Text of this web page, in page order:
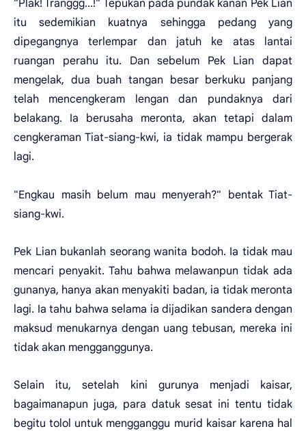
"Plak! Tranggg...!" Tepukan pada pundak kanan Pek Lian
itu sedemikian kuatnya sehingga pedang yang
dipegangnya terlempar dan jatuh ke atas lantai
ruangan perahu itu. Dan sebelum Pek Lian dapat
mengelak, dua buah tangan besar berkuku panjang
telah mencengkeram lengan dan pundaknya dari
belakang. Ia berusaha meronta, akan tetapi dalam
cengkeraman Tiat-siang-kwi, ia tidak mampu bergerak
lagi.
"Engkau masih belum mau menyerah?" bentak Tiat-
siang-kwi.
Pek Lian bukanlah seorang wanita bodoh. Ia tidak mau
mencari penyakit. Tahu bahwa melawanpun tidak ada
gunanya, hanya akan menyakiti badan, ia tidak meronta
lagi. Ia tahu bahwa selama ia dijadikan sandera dengan
maksud menukarnya dengan uang tebusan, mereka ini
tidak akan mengganggunya.
Selain itu, setelah kini gurunya menjadi kaisar,
bagaimanapun juga, para datuk sesat ini tentu tidak
begitu tolol untuk mengganggu murid kaisar karena hal